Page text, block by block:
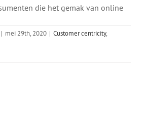
die het gemak van online
| mei 29th, 2020 | Customer centricity,